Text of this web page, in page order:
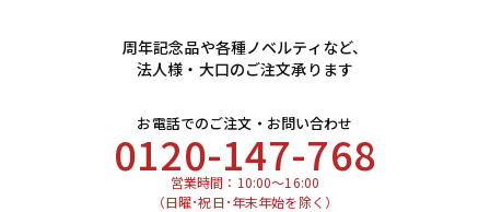
周年記念品や各種ノベルティなど、
法人様・大口のご注文承ります
お電話でのご注文・お問い合わせ
0120-147-768
営業時間：10:00～16:00
（日曜･祝日･年末年始を除く）